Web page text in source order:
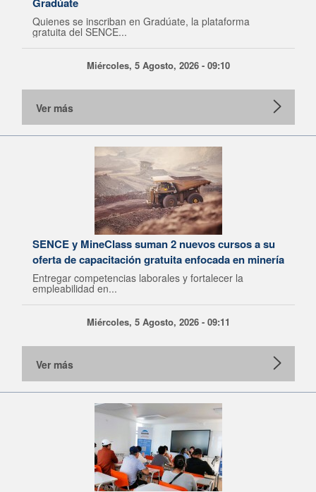
Quienes se inscriban en Gradúate, la plataforma
gratuita del SENCE...
Miércoles, 5 Agosto, 2026 - 09:10
Ver más
SENCE y MineClass suman 2 nuevos cursos a su
oferta de capacitación gratuita enfocada en minería
Entregar competencias laborales y fortalecer la
empleabilidad en...
Miércoles, 5 Agosto, 2026 - 09:11
Ver más